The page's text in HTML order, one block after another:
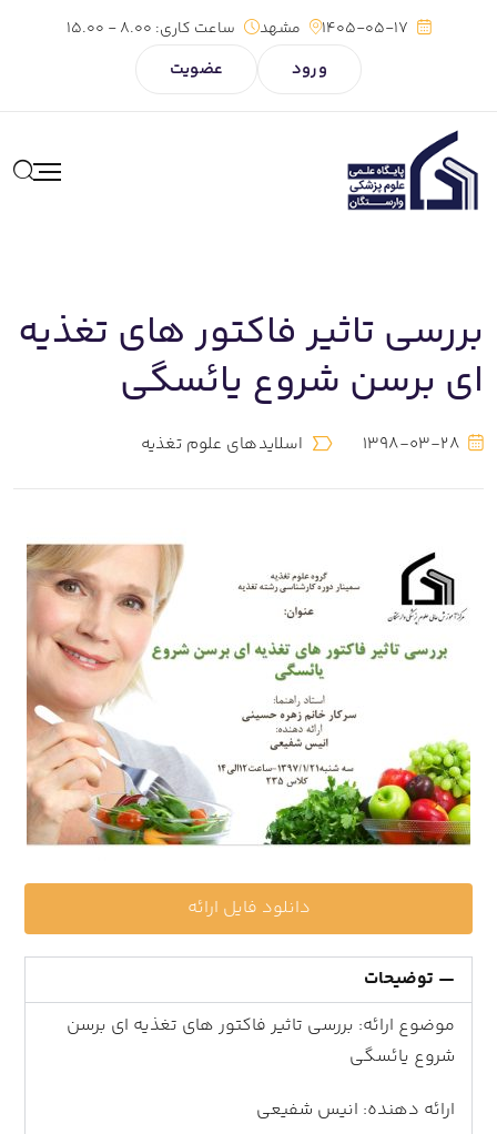
1405-05-17 مشهد ساعت کاری:
ورود عضویت
بررسی تاثیر فاکتور های تغذیه
ای برسن شروع یائسگی
1398-03-28 اسلایدهای علوم تغذیه
دانلود فایل ارائه
توضیحات
موضوع ارائه: بررسی تاثیر فاکتور های تغذیه ای برسن
شروع یائسگی
ارائه دهنده: انیس شفیعی